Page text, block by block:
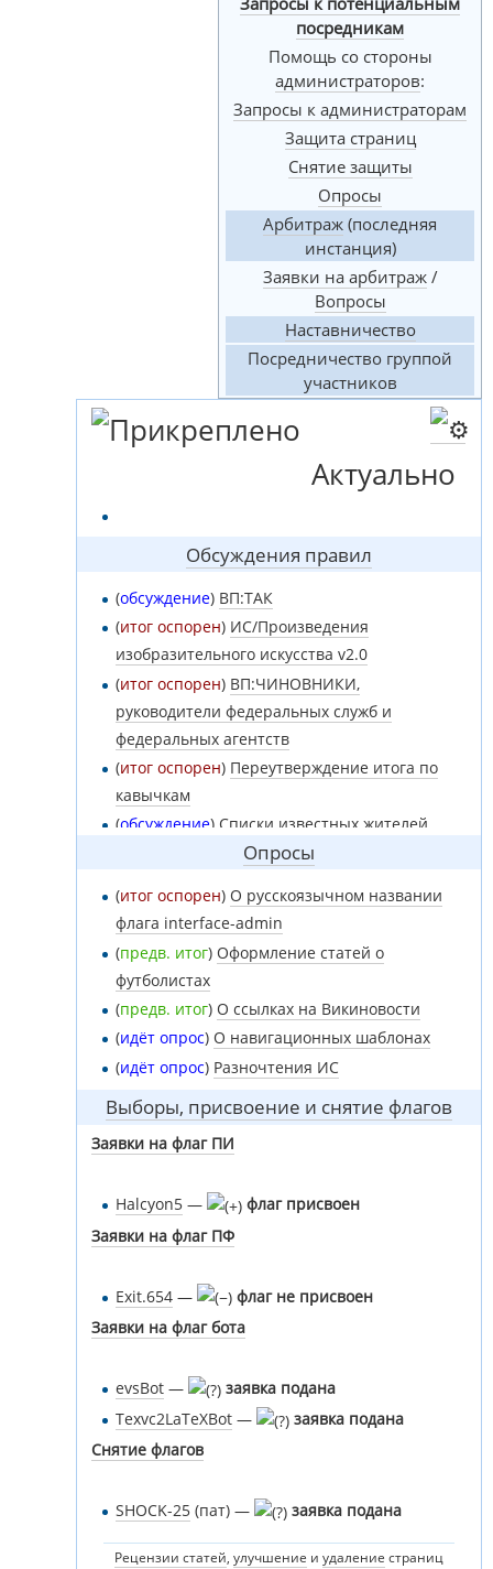
посредникам
Помощь со стороны
администраторов:
Запросы к администраторам
Защита страниц
Снятие защиты
Опросы
Арбитраж (последняя
инстанция)
Заявки на арбитраж/
Вопросы
Наставничество
Посредничество группой
участников
Актуально
Обсуждения правил
(обсуждение) ВП:ТАК
(итог оспорен) ИС/Произведения
изобразительного искусства v2.0
(итог оспорен) ВП:ЧИНОВНИКИ,
руководители федеральных служб и
федеральных агентств
(итог оспорен) Переутверждение итога по
кавычкам
(обсуждение) Списки известных жителей
Навигационные шаблоны
Опросы
(итог оспорен) О русскоязычном названии
флага interface-admin
(предв. итог) Оформление статей о
футболистах
(предв. итог) О ссылках на Викиновости
(идёт опрос) О навигационных шаблонах
(идёт опрос) Разночтения ИС
Выборы, присвоение и снятие флагов
Заявки на флаг ПИ
Halcyon5 —
флаг присвоен
Заявки на флаг ПФ
Exit.654 —
флаг не присвоен
Заявки на флаг бота
evsBot —
заявка подана
Texvc2LaTeXBot —
заявка подана
Снятие флагов
SHOCK-25 (пат) — заявка подана
Рецензии статей, улучшение и удаление страниц